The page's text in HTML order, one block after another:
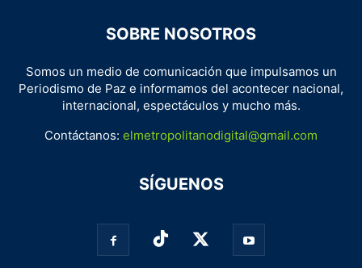
SOBRE NOSOTROS
Somos un medio de comunicación que impulsamos un
Periodismo de Paz e informamos del acontecer nacional,
internacional, espectáculos y mucho más.
Contáctanos: elmetropolitanodigital@gmail.com
SÍGUENOS